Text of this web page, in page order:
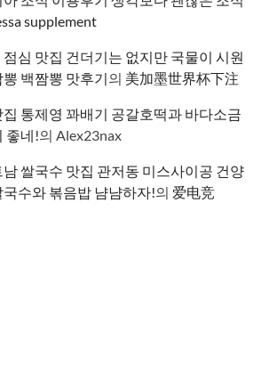
supplement
심 맛집 건더기는 없지만 국물이 시원
백짬뽕 맛후기의 美加墨世界杯下注
통제영 꽈배기 공갈호떡과 바다소금
좋네!의 Alex23nax
쌀국수 맛집 관저동 미스사이공 건양
수와 볶음밥 냠냠하자!의 爱电竞